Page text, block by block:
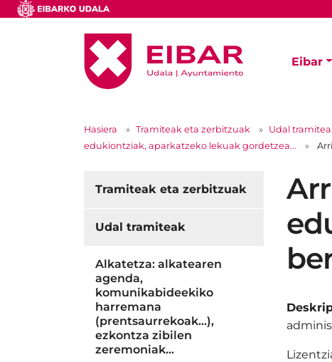
Eibar
Hasiera Tramiteak eta zerbitzuak Udal
edukiontziak, aparkatzeko lekuak gordetzea...
Tramiteak eta zerbitzuak
Udal tramiteak
Alkatetza: alkatearen
agenda,
komunikabideekiko
harremana
(prentsaurrekoak...),
ezkontza zibilen
zeremoniak…